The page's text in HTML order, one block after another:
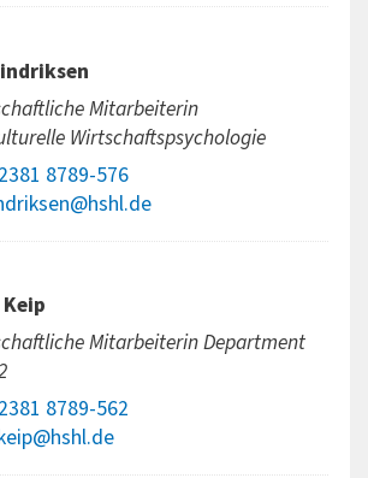
Mitarbeiterin
Wirtschaftspsychologie
8789-576
Mitarbeiterin Department
8789-562